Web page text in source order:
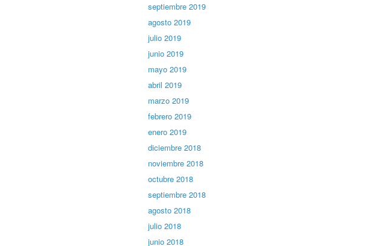
septiembre 2019
agosto 2019
julio 2019
junio 2019
mayo 2019
abril 2019
marzo 2019
febrero 2019
enero 2019
diciembre 2018
noviembre 2018
octubre 2018
septiembre 2018
agosto 2018
julio 2018
junio 2018